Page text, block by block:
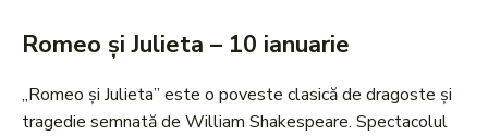
Romeo și Julieta – 10 ianuarie
„Romeo și Julieta” este o poveste clasică de dragoste și
tragedie semnată de William Shakespeare. Spectacolul